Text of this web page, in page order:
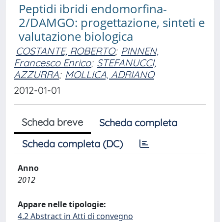
Peptidi ibridi endomorfina-
2/DAMGO: progettazione, sinteti e
valutazione biologica
COSTANTE, ROBERTO; PINNEN,
Francesco Enrico; STEFANUCCI,
AZZURRA; MOLLICA, ADRIANO
2012-01-01
Scheda breve
Scheda completa
Scheda completa (DC)
Anno
2012
Appare nelle tipologie:
4.2 Abstract in Atti di convegno